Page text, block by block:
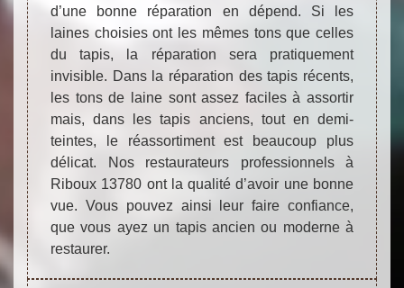
d’une bonne réparation en dépend. Si les
laines choisies ont les mêmes tons que celles
du tapis, la réparation sera pratiquement
invisible. Dans la réparation des tapis récents,
les tons de laine sont assez faciles à assortir
mais, dans les tapis anciens, tout en demi-
teintes, le réassortiment est beaucoup plus
délicat. Nos restaurateurs professionnels à
Riboux 13780 ont la qualité d’avoir une bonne
vue. Vous pouvez ainsi leur faire confiance,
que vous ayez un tapis ancien ou moderne à
restaurer.